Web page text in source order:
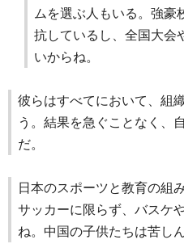
ムを選ぶ人もいる。強豪
抗しているし、全国大会
いからね。
彼らはすべてにおいて、組
う。結果を急ぐことなく、
だ。
日本のスポーツと教育の組
サッカーに限らず、バスケ
ね。中国の子供たちは苦し